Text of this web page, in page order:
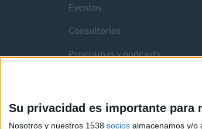
Su privacidad es importante para
Nosotros y nuestros 1538 socios almacenamos y/o
Eventos
Consultorios
Programas y podcasts